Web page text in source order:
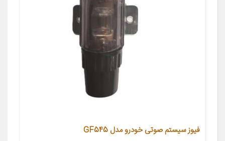
فیوز سیستم صوتی خودرو مدل GF545